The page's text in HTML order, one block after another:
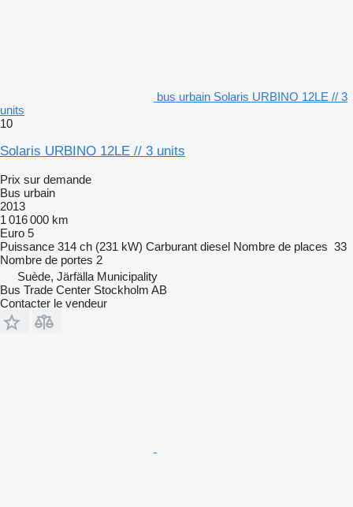
bus urbain Solaris URBINO 12LE // 3
units
10
Solaris URBINO 12LE // 3 units
Prix sur demande
Bus urbain
2013
1 016 000 km
Euro 5
Puissance 314 ch (231 kW) Carburant diesel Nombre de places 33
Nombre de portes 2
Suède, Järfälla Municipality
Bus Trade Center Stockholm AB
Contacter le vendeur